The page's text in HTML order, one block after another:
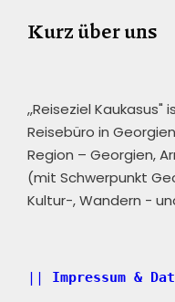
Kurz über uns
,,Reiseziel
Reisebüro in
Region – Georgien,
(mit Schwerpunkt
Kultur-, Wandern -
|| Impressum &